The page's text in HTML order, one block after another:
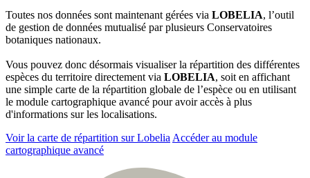
Toutes nos données sont maintenant gérées via LOBELIA, l’outil
de gestion de données mutualisé par plusieurs Conservatoires
botaniques nationaux.
Vous pouvez donc désormais visualiser la répartition des différentes
espèces du territoire directement via LOBELIA, soit en affichant
une simple carte de la répartition globale de l’espèce ou en utilisant
le module cartographique avancé pour avoir accès à plus
d'informations sur les localisations.
Voir la carte de répartition sur Lobelia Accéder au module
cartographique avancé